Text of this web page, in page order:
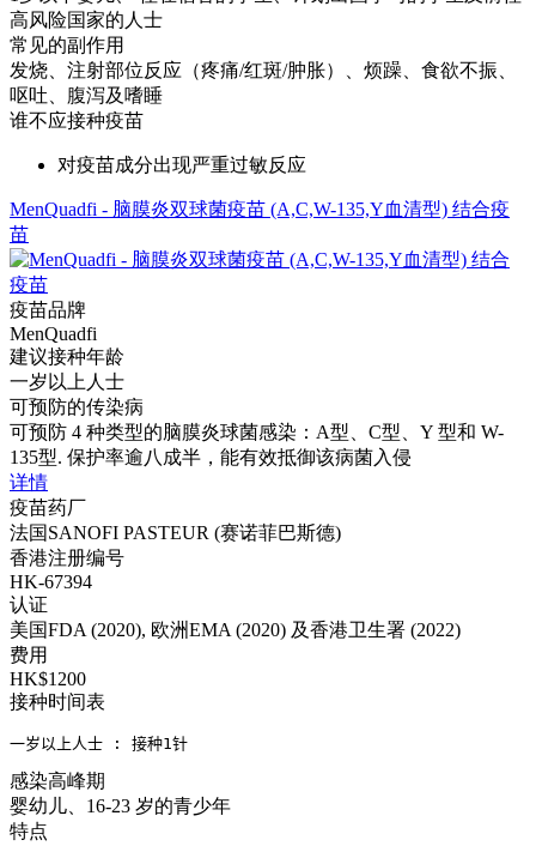
高风险国家的人士
常见的副作用
发烧、注射部位反应（疼痛/红斑/肿胀）、烦躁、食欲不振、
呕吐、腹泻及嗜睡
谁不应接种疫苗
对疫苗成分出现严重过敏反应
MenQuadfi - 脑膜炎双球菌疫苗 (A,C,W-135,Y血清型) 结合疫
苗
疫苗品牌
MenQuadfi
建议接种年龄
一岁以上人士
可预防的传染病
可预防 4 种类型的脑膜炎球菌感染：A型、C型、Y 型和 W-
135型. 保护率逾八成半，能有效抵御该病菌入侵
详情
疫苗药厂
法国SANOFI PASTEUR (赛诺菲巴斯德)
香港注册编号
HK-67394
认证
美国FDA (2020), 欧洲EMA (2020) 及香港卫生署 (2022)
费用
HK$1200
接种时间表
一岁以上人士 : 接种1针
感染高峰期
婴幼儿、16-23 岁的青少年
特点